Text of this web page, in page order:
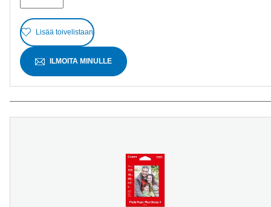
Lisää toivelistaan
ILMOITA MINULLE